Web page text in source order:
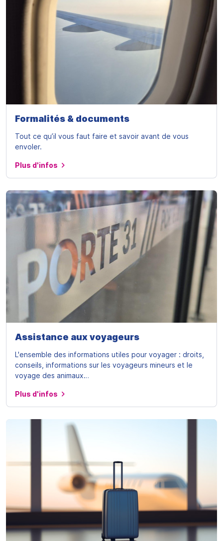
Formalités & documents
Tout ce qu’il vous faut faire et savoir avant de vous
envoler.
Plus d'infos
Assistance aux voyageurs
L'ensemble des informations utiles pour voyager : droits,
conseils, informations sur les voyageurs mineurs et le
voyage des animaux…
Plus d'infos